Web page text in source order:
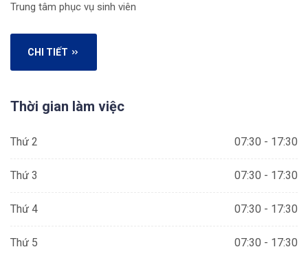
Trung tâm phục vụ sinh viên
CHI TIẾT
Thời gian làm việc
Thứ 2 07:30 - 17:30
Thứ 3 07:30 - 17:30
Thứ 4 07:30 - 17:30
Thứ 5 07:30 - 17:30